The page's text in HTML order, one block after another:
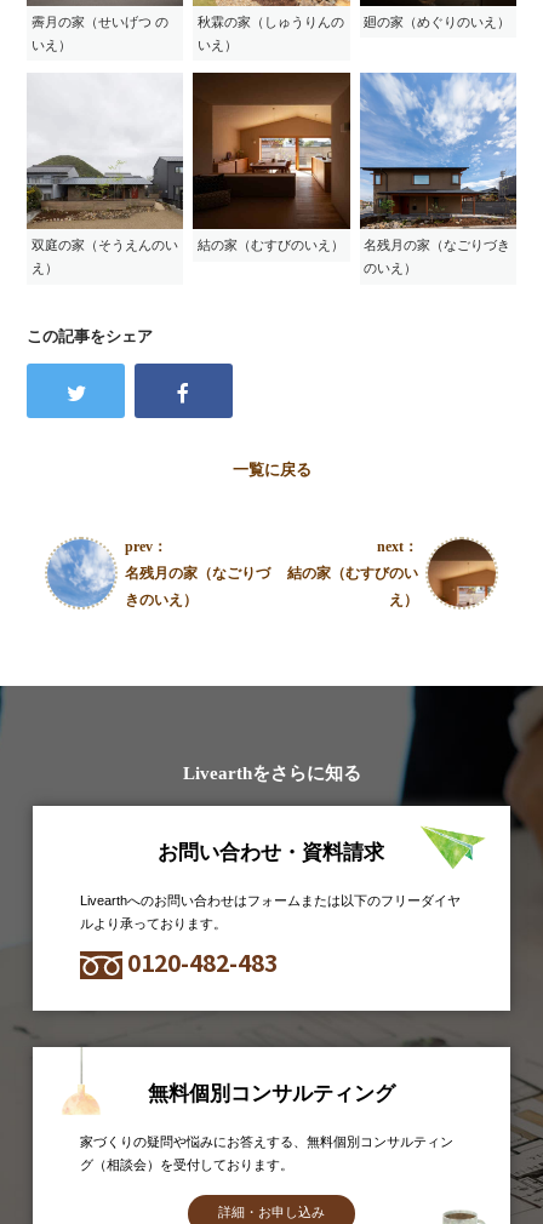
霽月の家（せいげつ の
いえ）
秋霖の家（しゅうりんの
いえ）
廻の家（めぐりのいえ）
双庭の家（そうえんのい
え）
結の家（むすびのいえ）
名残月の家（なごりづき
のいえ）
この記事をシェア
一覧に戻る
prev：
名残月の家（なごりづ
きのいえ）
next：
結の家（むすびのい
え）
Livearthをさらに知る
お問い合わせ・資料請求
Livearthへのお問い合わせはフォームまたは以下のフリーダイヤ
ルより承っております。
0120-482-483
無料個別コンサルティング
家づくりの疑問や悩みにお答えする、無料個別コンサルティン
グ（相談会）を受付しております。
詳細・お申し込み